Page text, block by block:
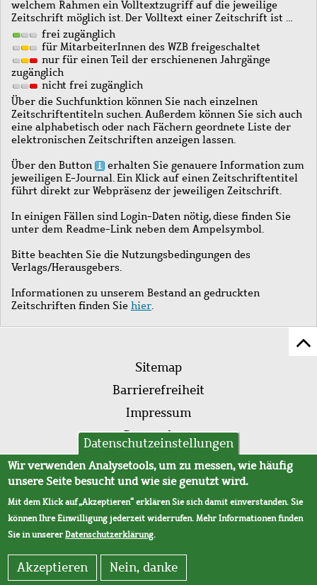
welchem Rahmen ein Volltextzugriff auf die jeweilige
Zeitschrift möglich ist. Der Volltext einer Zeitschrift ist …
frei zugänglich
für MitarbeiterInnen des WZB freigeschaltet
nur für einen Teil der erschienenen Jahrgänge
zugänglich
nicht frei zugänglich
Über die Suchfunktion können Sie nach einzelnen
Zeitschriftentiteln suchen. Außerdem können Sie sich auch
eine alphabetisch oder nach Fächern geordnete Liste der
elektronischen Zeitschriften anzeigen lassen.
Über den Button
erhalten Sie genauere Information zum
jeweiligen E-Journal. Ein Klick auf einen Zeitschriftentitel
führt direkt zur Webpräsenz der jeweiligen Zeitschrift.
In einigen Fällen sind Login-Daten nötig, diese finden Sie
unter dem Readme-Link neben dem Ampelsymbol.
Bitte beachten Sie die Nutzungsbedingungen des
Verlags/Herausgebers.
Informationen zu unserem Bestand an gedruckten
Zeitschriften finden Sie hier.
Fußleistenmenü
Sitemap
Barrierefreiheit
Impressum
Datenschutz
AVB
Datenschutzeinstellungen
Wir verwenden Analysetools, um zu messen, wie häufig
unsere Seite besucht und wie sie genutzt wird.
Mit dem Klick auf „Akzeptieren“ erklären Sie sich damit einverstanden. Sie
können Ihre Einwilligung jederzeit widerrufen. Mehr Informationen finden
Sie in unsererDatenschutzerklärung.
Akzeptieren Nein, danke